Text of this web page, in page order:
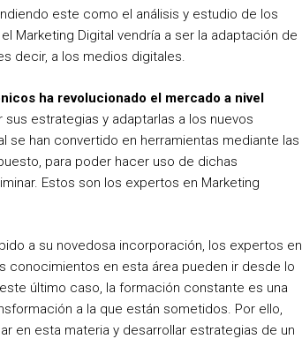
este como el análisis y estudio de los
Marketing Digital vendría a ser la adaptación de
decir, a los medios digitales.
ha revolucionado el mercado a nivel
estrategias y adaptarlas a los nuevos
se han convertido en herramientas mediante las
para poder hacer uso de dichas
Estos son los expertos en Marketing
a su novedosa incorporación, los expertos en
conocimientos en esta área pueden ir desde lo
último caso, la formación constante es una
a la que están sometidos. Por ello,
en esta materia y desarrollar estrategias de un